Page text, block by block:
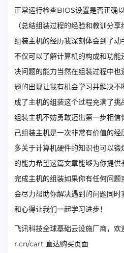
正常运行检查BIOS设置是否正确
（总结组装过程的经验和教训分
组装主机的经历我深刻体会到了
不仅可以了解计算机的构成和功
决问题的能力当然在组装过程中
题的出现让我有机会学习并解决
成了主机的组装这个过程充满了
组装主机不妨勇敢迈出第一步相
己组装主机是一次非常有价值的
多关于计算机硬件的知识也可以
的能力希望这篇文章能够为你提
完成主机的组装如果你有任何问
会尽力帮助你解决遇到的问题同
和心得让我们一起学习进步！
飞讯科技全球基础云设施厂商，
r.cn/cart 直达购买页面